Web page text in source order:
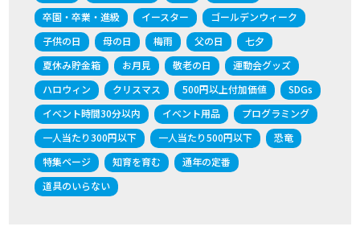
卒園・卒業・進級
イースター
ゴールデンウィーク
子供の日
母の日 梅雨 父の日
七夕
夏休み貯金箱
お月見 敬老の日
運動会グッズ
ハロウィン
クリスマス 500円以上付加価値
SDGs
イベント時間30分以内
イベント用品
プログラミング
一人当たり300円以下
一人当たり500円以下
恐竜
特集ページ
知育を育む
通年の定番
道具のいらない